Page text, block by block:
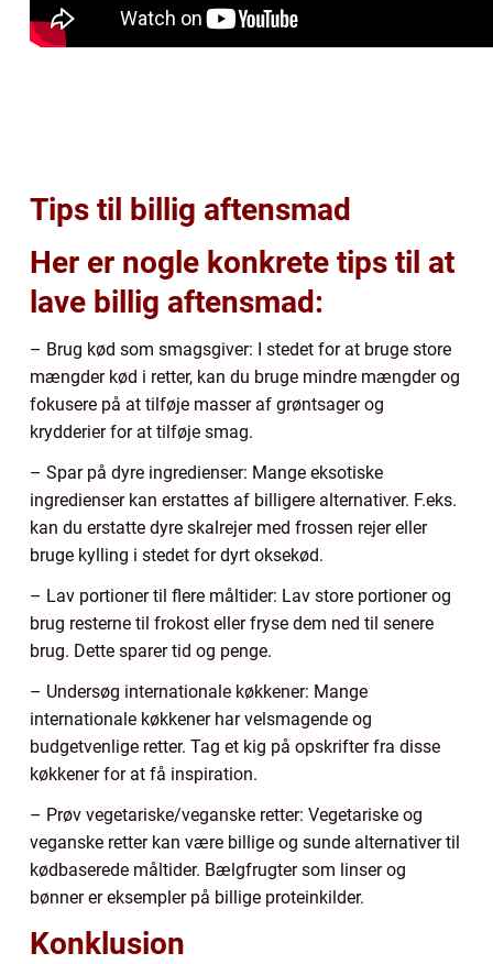
Tips til billig aftensmad
Her er nogle konkrete tips til at
lave billig aftensmad:
– Brug kød som smagsgiver: I stedet for at bruge store
mængder kød i retter, kan du bruge mindre mængder og
fokusere på at tilføje masser af grøntsager og
krydderier for at tilføje smag.
– Spar på dyre ingredienser: Mange eksotiske
ingredienser kan erstattes af billigere alternativer. F.eks.
kan du erstatte dyre skalrejer med frossen rejer eller
bruge kylling i stedet for dyrt oksekød.
– Lav portioner til flere måltider: Lav store portioner og
brug resterne til frokost eller fryse dem ned til senere
brug. Dette sparer tid og penge.
– Undersøg internationale køkkener: Mange
internationale køkkener har velsmagende og
budgetvenlige retter. Tag et kig på opskrifter fra disse
køkkener for at få inspiration.
– Prøv vegetariske/veganske retter: Vegetariske og
veganske retter kan være billige og sunde alternativer til
kødbaserede måltider. Bælgfrugter som linser og
bønner er eksempler på billige proteinkilder.
Konklusion